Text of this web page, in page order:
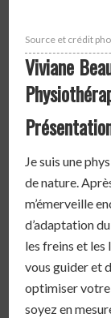
Source et crédit
Viviane
Je suis une
de nature.
m’émerveille
d’adaptation
les freins et
vous guider et
optimiser votre
soyez en